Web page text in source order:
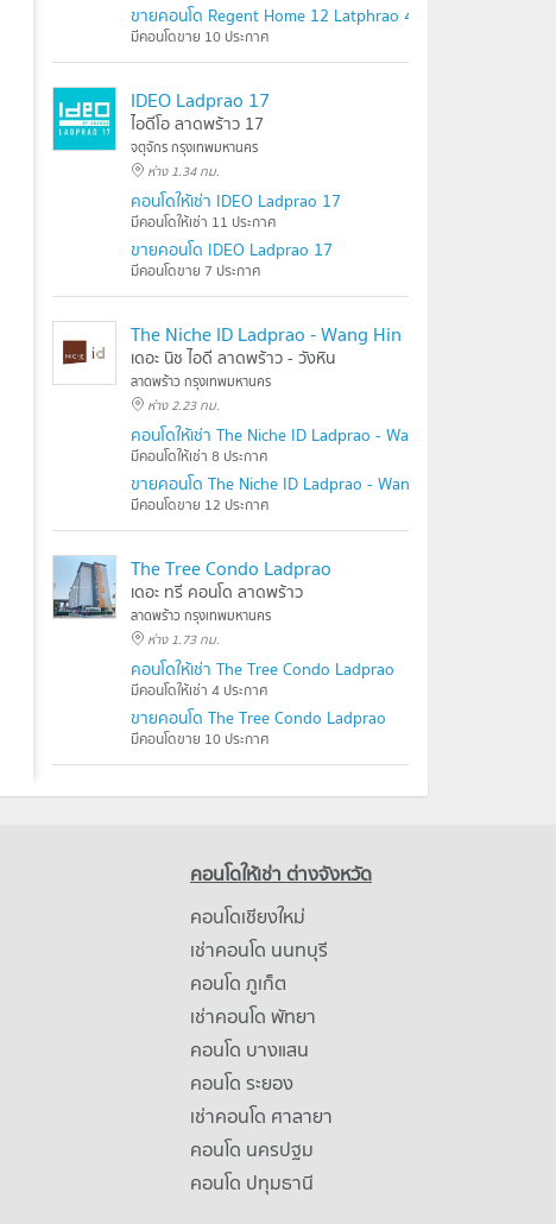
ขายคอนโด Regent Home 12 Latphrao 41
มีคอนโดขาย 10 ประกาศ
IDEO Ladprao 17
ไอดีโอ ลาดพร้าว 17
จตุจักร กรุงเทพมหานคร
ห่าง 1.34 กม.
คอนโดให้เช่า IDEO Ladprao 17
มีคอนโดให้เช่า 11 ประกาศ
ขายคอนโด IDEO Ladprao 17
มีคอนโดขาย 7 ประกาศ
The Niche ID Ladprao - Wang Hin
เดอะ นิช ไอดี ลาดพร้าว - วังหิน
ลาดพร้าว กรุงเทพมหานคร
ห่าง 2.23 กม.
คอนโดให้เช่า The Niche ID Ladprao - Wang Hin
มีคอนโดให้เช่า 8 ประกาศ
ขายคอนโด The Niche ID Ladprao - Wang Hin
มีคอนโดขาย 12 ประกาศ
The Tree Condo Ladprao
เดอะ ทรี คอนโด ลาดพร้าว
ลาดพร้าว กรุงเทพมหานคร
ห่าง 1.73 กม.
คอนโดให้เช่า The Tree Condo Ladprao
มีคอนโดให้เช่า 4 ประกาศ
ขายคอนโด The Tree Condo Ladprao
มีคอนโดขาย 10 ประกาศ
คอนโดให้เช่า ต่างจังหวัด
คอนโดเชียงใหม่
เช่าคอนโด นนทบุรี
คอนโด ภูเก็ต
เช่าคอนโด พัทยา
คอนโด บางแสน
คอนโด ระยอง
เช่าคอนโด ศาลายา
คอนโด นครปฐม
คอนโด ปทุมธานี